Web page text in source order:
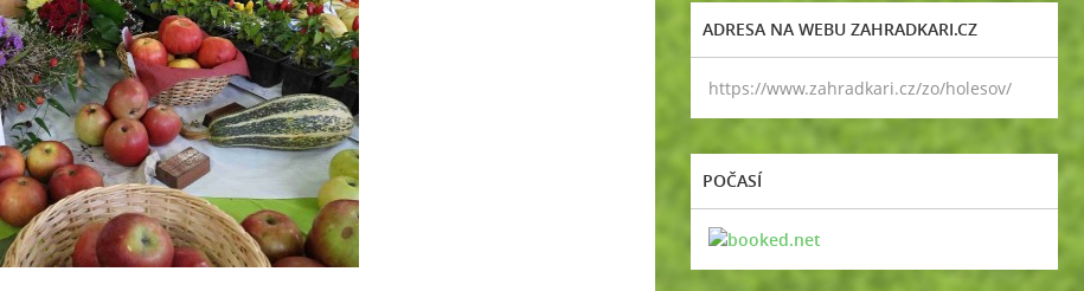
ADRESA NA WEBU ZAHRADKARI.CZ
https://www.zahradkari.cz/zo/holesov/
POČASÍ